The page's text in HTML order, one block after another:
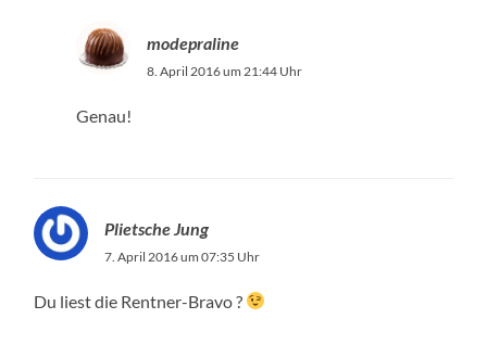
modepraline
8. April 2016 um 21:44 Uhr
Genau!
Plietsche Jung
7. April 2016 um 07:35 Uhr
Du liest die Rentner-Bravo ?